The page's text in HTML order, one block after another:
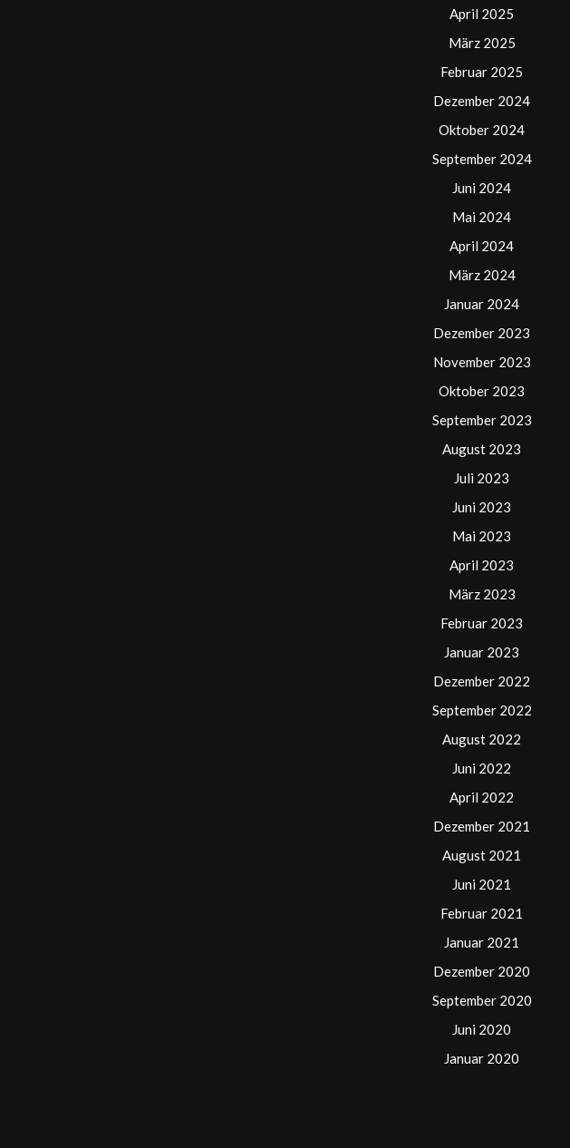
April 2025
März 2025
Februar 2025
Dezember 2024
Oktober 2024
September 2024
Juni 2024
Mai 2024
April 2024
März 2024
Januar 2024
Dezember 2023
November 2023
Oktober 2023
September 2023
August 2023
Juli 2023
Juni 2023
Mai 2023
April 2023
März 2023
Februar 2023
Januar 2023
Dezember 2022
September 2022
August 2022
Juni 2022
April 2022
Dezember 2021
August 2021
Juni 2021
Februar 2021
Januar 2021
Dezember 2020
September 2020
Juni 2020
Januar 2020